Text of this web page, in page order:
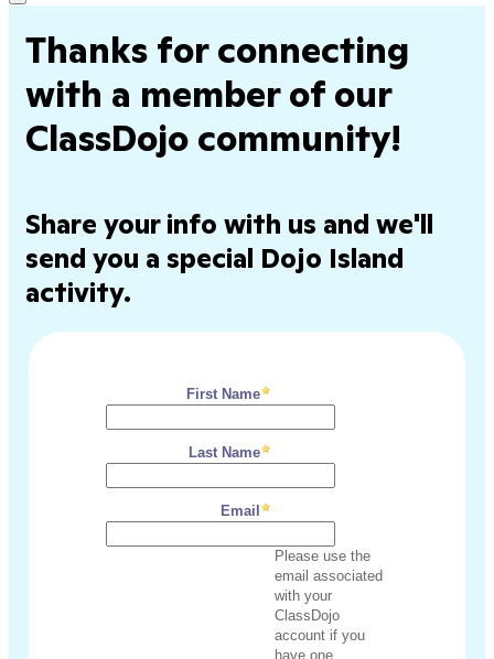
Thanks for connecting
with a member of our
ClassDojo community!
Share your info with us and we'll
send you a special Dojo Island
activity.